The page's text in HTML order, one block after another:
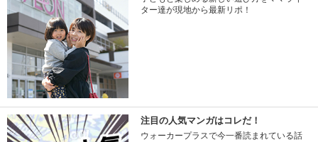
ター達が現地から最新リポ！
注目の人気マンガはコレだ！
ウォーカープラスで今一番読まれている話